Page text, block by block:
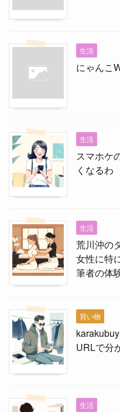
生活
にゃんこ
生活
スマホケ
くなるわ
生活
荒川沖の
女性に特
筆者の体
買い物
URLで分
生活